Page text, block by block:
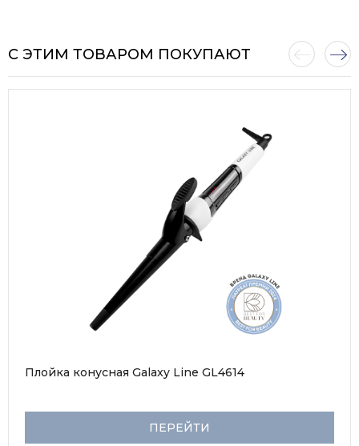
С ЭТИМ ТОВАРОМ ПОКУПАЮТ
Плойка конусная Galaxy Line GL4614
ПЕРЕЙТИ